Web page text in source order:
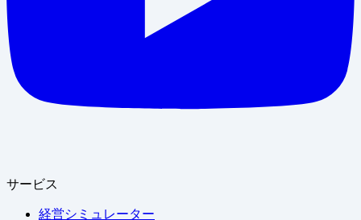
サービス
経営シミュレーター